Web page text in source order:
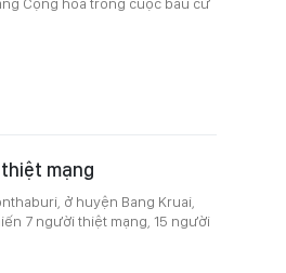
Cộng hòa trong cuộc bầu cử
mạng
ở huyện Bang Kruai,
7 người thiệt mạng, 15 người